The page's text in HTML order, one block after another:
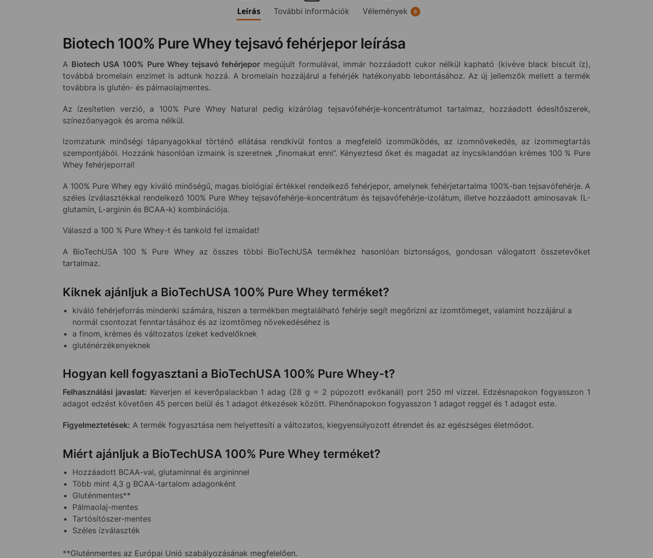
Leírás További információk Vélemények 0
Biotech 100% Pure Whey tejsavó fehérjepor leírása
A Biotech USA 100% Pure Whey tejsavó fehérjepor megújult formulával, immár hozzáadott cukor nélkül kapható (kivéve black biscuit íz),
továbbá bromelain enzimet is adtunk hozzá. A bromelain hozzájárul a fehérjék hatékonyabb lebontásához. Az új jellemzők mellett a termék
továbbra is glutén- és pálmaolajmentes.
Az ízesítetlen verzió, a 100% Pure Whey Natural pedig kizárólag tejsavófehérje-koncentrátumot tartalmaz, hozzáadott édesítőszerek,
színezőanyagok és aroma nélkül.
Izomzatunk minőségi tápanyagokkal történő ellátása rendkívül fontos a megfelelő izomműködés, az izomnövekedés, az izommegtartás
szempontjából. Hozzánk hasonlóan izmaink is szeretnek „finomakat enni”. Kényeztesd őket és magadat az ínycsiklandóan krémes 100 % Pure
Whey fehérjeporral!
A 100% Pure Whey egy kiváló minőségű, magas biológiai értékkel rendelkező fehérjepor, amelynek fehérjetartalma 100%-ban tejsavófehérje. A
széles ízválasztékkal rendelkező 100% Pure Whey tejsavófehérje-koncentrátum és tejsavófehérje-izolátum, illetve hozzáadott aminosavak (L-
glutamin, L-arginin és BCAA-k) kombinációja.
Válaszd a 100 % Pure Whey-t és tankold fel izmaidat!
A BioTechUSA 100 % Pure Whey az összes többi BioTechUSA termékhez hasonlóan biztonságos, gondosan válogatott összetevőket
tartalmaz.
Kiknek ajánljuk a BioTechUSA 100% Pure Whey terméket?
kiváló fehérjeforrás mindenki számára, hiszen a termékben megtalálható fehérje segít megőrizni az izomtömeget, valamint hozzájárul a
normál csontozat fenntartásához és az izomtömeg növekedéséhez is
a finom, krémes és változatos ízeket kedvelőknek
gluténérzékenyeknek
Hogyan kell fogyasztani a BioTechUSA 100% Pure Whey-t?
Felhasználási javaslat: Keverjen el keverőpalackban 1 adag (28 g = 2 púpozott evőkanál) port 250 ml vízzel. Edzésnapokon fogyasszon 1
adagot edzést követően 45 percen belül és 1 adagot étkezések között. Pihenőnapokon fogyasszon 1 adagot reggel és 1 adagot este.
Figyelmeztetések: A termék fogyasztása nem helyettesíti a változatos, kiegyensúlyozott étrendet és az egészséges életmódot.
Miért ajánljuk a BioTechUSA 100% Pure Whey terméket?
Hozzáadott BCAA-val, glutaminnal és argininnel
Több mint 4,3 g BCAA-tartalom adagonként
Gluténmentes**
Pálmaolaj-mentes
Tartósítószer-mentes
Széles ízválaszték
**Gluténmentes az Európai Unió szabályozásának megfelelően.